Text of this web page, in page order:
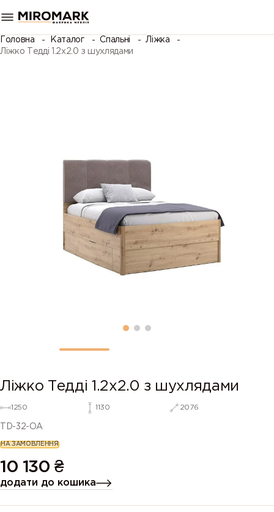
Головна Каталог Спальні
Ліжка
Ліжко Тедді 1.2х2.0 з шухлядами
Ліжко Тедді 1.2х2.0 з шухлядами
1250 1130 2076
TD-32-OA
НА ЗАМОВЛЕННЯ
10 130 ₴
додати до кошика